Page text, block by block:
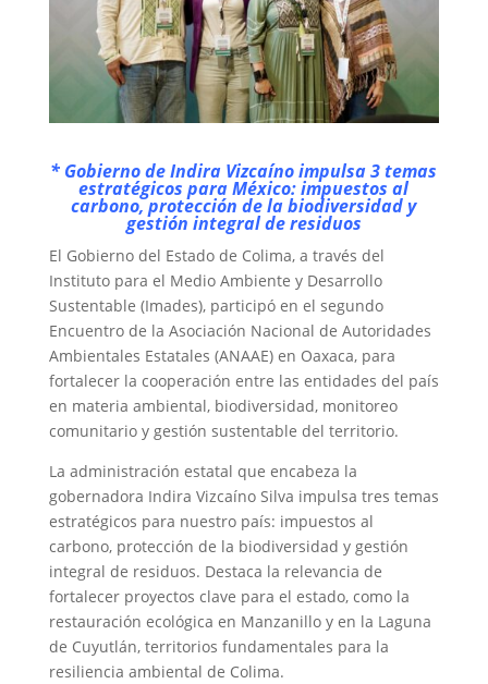
* Gobierno de Indira Vizcaíno impulsa 3 temas
estratégicos para México: impuestos al
carbono, protección de la biodiversidad y
gestión integral de residuos
El Gobierno del Estado de Colima, a través del
Instituto para el Medio Ambiente y Desarrollo
Sustentable (Imades), participó en el segundo
Encuentro de la Asociación Nacional de Autoridades
Ambientales Estatales (ANAAE) en Oaxaca, para
fortalecer la cooperación entre las entidades del país
en materia ambiental, biodiversidad, monitoreo
comunitario y gestión sustentable del territorio.
La administración estatal que encabeza la
gobernadora Indira Vizcaíno Silva impulsa tres temas
estratégicos para nuestro país: impuestos al
carbono, protección de la biodiversidad y gestión
integral de residuos. Destaca la relevancia de
fortalecer proyectos clave para el estado, como la
restauración ecológica en Manzanillo y en la Laguna
de Cuyutlán, territorios fundamentales para la
resiliencia ambiental de Colima.